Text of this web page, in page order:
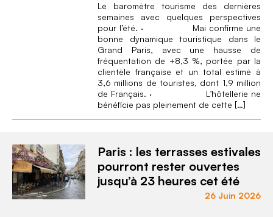
Le baromètre tourisme des dernières
semaines avec quelques perspectives
pour l’été. · Mai confirme une
bonne dynamique touristique dans le
Grand Paris, avec une hausse de
fréquentation de +8,3 %, portée par la
clientèle française et un total estimé à
3,6 millions de touristes, dont 1,9 million
de Français. · L’hôtellerie ne
bénéficie pas pleinement de cette […]
Paris : les terrasses estivales
pourront rester ouvertes
jusqu’à 23 heures cet été
26 Juin 2026